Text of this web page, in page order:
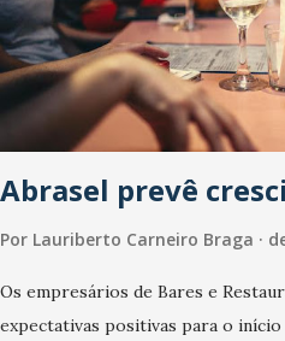
Abrasel prevê
Por Lauriberto Carneiro Braga
Os empresários de Bares e
expectativas positivas para o